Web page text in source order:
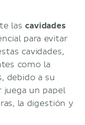
lascavidades
para evitar
cavidades,
como la
debido a su
juega un papel
la digestión y